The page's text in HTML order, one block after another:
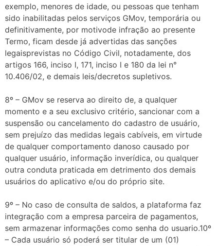
exemplo, menores de idade, ou pessoas que tenham
sido inabilitadas pelos serviços GMov, temporária ou
definitivamente, por motivode infração ao presente
Termo, ficam desde já advertidas das sanções
legaisprevistas no Código Civil, notadamente, dos
artigos 166, inciso I, 171, inciso I e 180 da lei n°
10.406/02, e demais leis/decretos supletivos.
8º – GMov se reserva ao direito de, a qualquer
momento e a seu exclusivo critério, sancionar com a
suspensão ou cancelamento do cadastro de usuário,
sem prejuízo das medidas legais cabíveis, em virtude
de qualquer comportamento danoso causado por
qualquer usuário, informação inverídica, ou qualquer
outra conduta praticada em detrimento dos demais
usuários do aplicativo e/ou do próprio site.
9º – No caso de consulta de saldos, a plataforma faz
integração com a empresa parceira de pagamentos,
sem armazenar informações como senha do usuario.10º
– Cada usuário só poderá ser titular de um (01)